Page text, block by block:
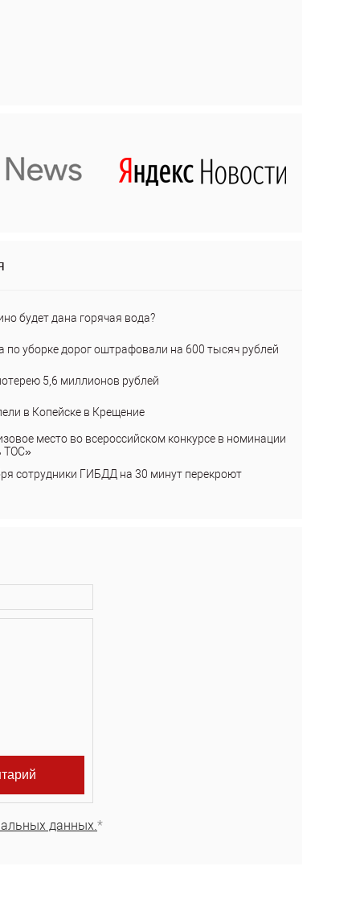
будет дана горячая вода?
по уборке дорог оштрафовали на 600 тысяч рублей
5,6 миллионов рублей
в Копейске в Крещение
место во всероссийском конкурсе в номинации
ТОС»
сотрудники ГИБДД на 30 минут перекроют
данных.*